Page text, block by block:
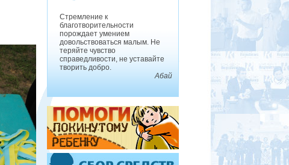
Стремление к
благотворительности
порождает умением
довольствоваться малым. Не
теряйте чувство
справедливости, не уставайте
творить добро.
Абай